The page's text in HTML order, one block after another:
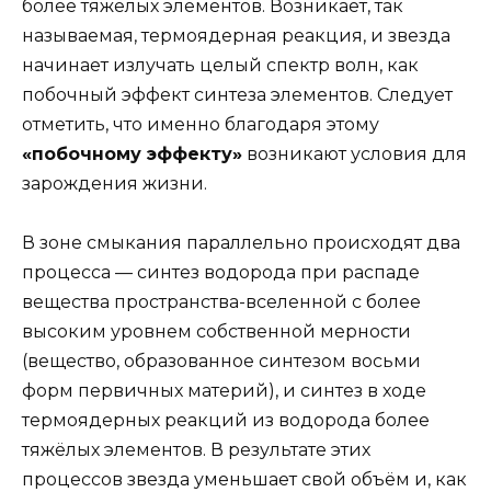
более тяжёлых элементов. Возникает, так
называемая, термоядерная реакция, и звезда
начинает излучать целый спектр волн, как
побочный эффект синтеза элементов. Следует
отметить, что именно благодаря этому
«побочному эффекту» возникают условия для
зарождения жизни.
В зоне смыкания параллельно происходят два
процесса — синтез водорода при распаде
вещества пространства-вселенной с более
высоким уровнем собственной мерности
(вещество, образованное синтезом восьми
форм первичных материй), и синтез в ходе
термоядерных реакций из водорода более
тяжёлых элементов. В результате этих
процессов звезда уменьшает свой объём и, как